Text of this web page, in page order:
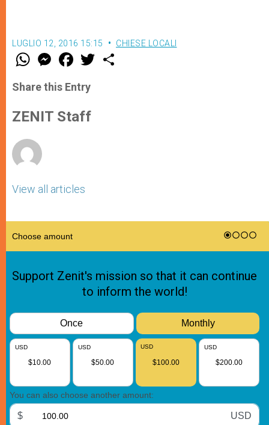
LUGLIO 12, 2016 15:15 CHIESE LOCALI
W
t
s
p
p
M
e
s
e
g
e
F
a
e
b
o
k
w
Share this Entry
ZENIT Staff
View all articles